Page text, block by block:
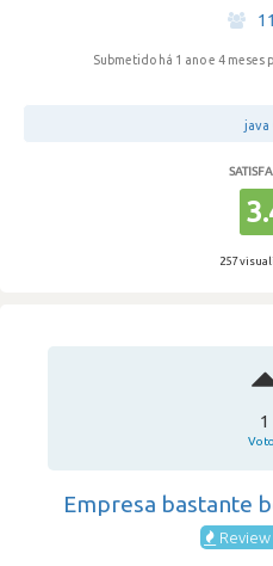
·
Submetido há 1 ano e 4 meses
java
257
1
Empresa bastante